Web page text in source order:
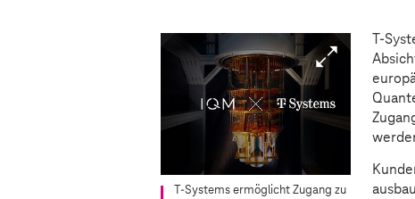
T-Systems ermöglicht Zugang zu
T-